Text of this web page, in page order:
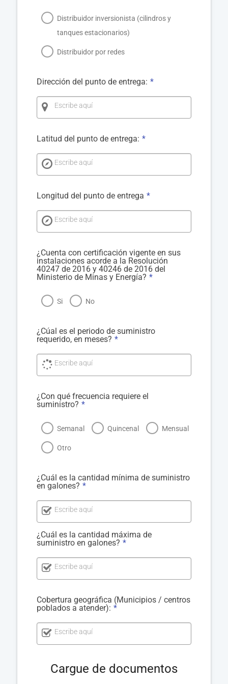
Distribuidor inversionista (cilindros y
tanques estacionarios)
Distribuidor por redes
Dirección del punto de entrega: *
Escribe aquí
Latitud del punto de entrega: *
Escribe aquí
Longitud del punto de entrega *
Escribe aquí
¿Cuenta con certificación vigente en sus
instalaciones acorde a la Resolución
40247 de 2016 y 40246 de 2016 del
Ministerio de Minas y Energía? *
Si No
¿Cúal es el periodo de suministro
requerido, en meses? *
Escribe aquí
¿Con qué frecuencia requiere el
suministro? *
Semanal Quincenal Mensual
Otro
¿Cuál es la cantidad mínima de suministro
en galones? *
Escribe aquí
¿Cuál es la cantidad máxima de
suministro en galones? *
Escribe aquí
Cobertura geográfica (Municipios / centros
poblados a atender): *
Escribe aquí
Cargue de documentos